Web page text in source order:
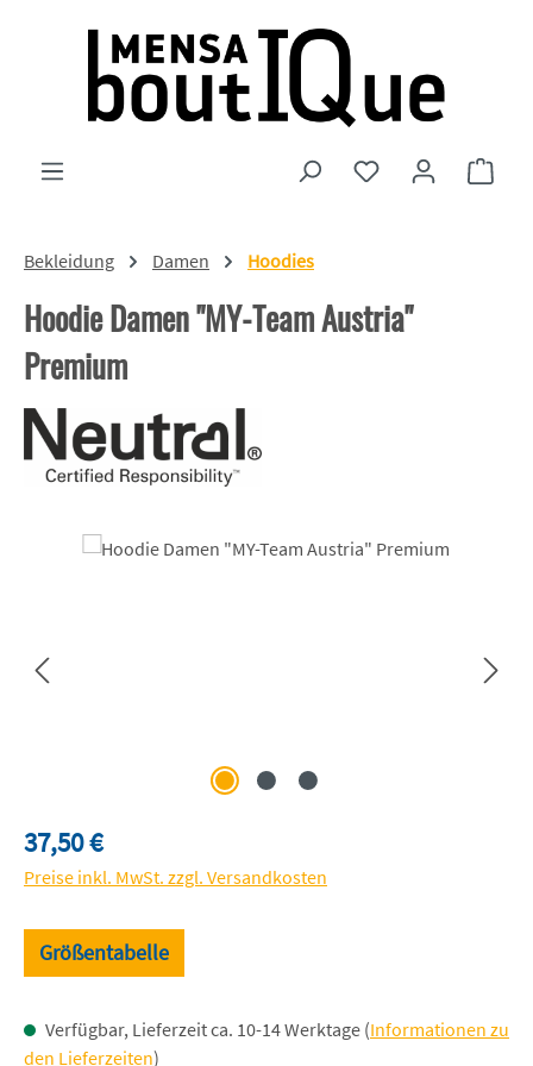
Zum Hauptinhalt springen
Du hast 0
Bekleidung Damen Hoodies
Hoodie Damen "MY-Team Austria"
Premium
Bildergalerie überspringen
Regulärer Preis:
37,50 €
Preise inkl. MwSt. zzgl. Versandkosten
Größentabelle
Verfügbar, Lieferzeit ca. 10-14 Werktage (Informationen zu
den Lieferzeiten)